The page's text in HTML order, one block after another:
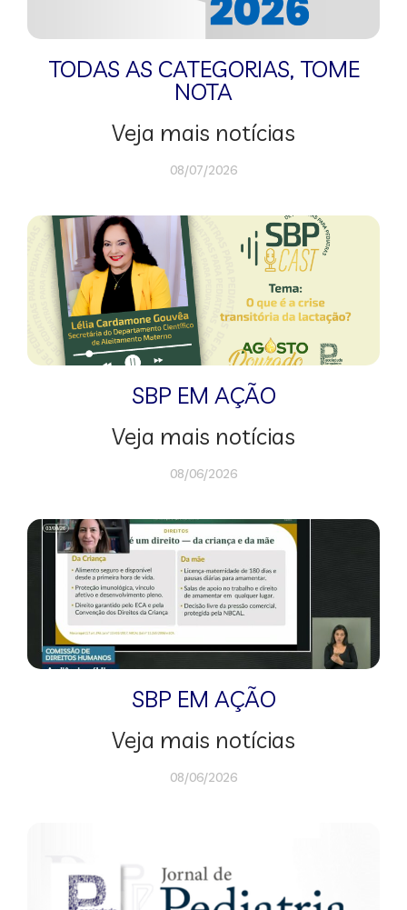
TODAS AS CATEGORIAS, TOME
NOTA
Veja mais notícias
08/07/2026
SBP EM AÇÃO
Veja mais notícias
08/06/2026
SBP EM AÇÃO
Veja mais notícias
08/06/2026